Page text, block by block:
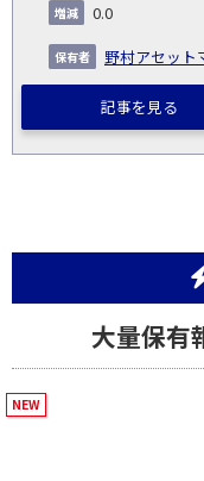
0.0
野村アセット
記事を見る
大量保有